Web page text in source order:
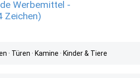
Werbemittel -
Zeichen)
Türen · Kamine · Kinder & Tiere